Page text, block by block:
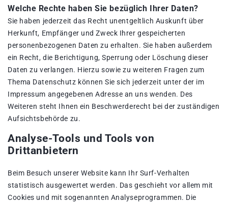
Welche Rechte haben Sie bezüglich Ihrer Daten?
Sie haben jederzeit das Recht unentgeltlich Auskunft über
Herkunft, Empfänger und Zweck Ihrer gespeicherten
personenbezogenen Daten zu erhalten. Sie haben außerdem
ein Recht, die Berichtigung, Sperrung oder Löschung dieser
Daten zu verlangen. Hierzu sowie zu weiteren Fragen zum
Thema Datenschutz können Sie sich jederzeit unter der im
Impressum angegebenen Adresse an uns wenden. Des
Weiteren steht Ihnen ein Beschwerderecht bei der zuständigen
Aufsichtsbehörde zu.
Analyse-Tools und Tools von
Drittanbietern
Beim Besuch unserer Website kann Ihr Surf-Verhalten
statistisch ausgewertet werden. Das geschieht vor allem mit
Cookies und mit sogenannten Analyseprogrammen. Die